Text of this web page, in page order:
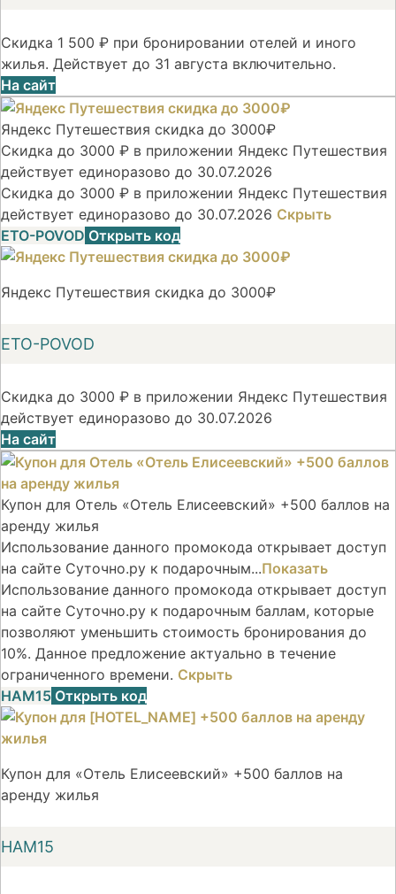
Скидка 1 500 ₽ при бронировании отелей и иного
жилья. Действует до 31 августа включительно.
На сайт
Яндекс Путешествия скидка до 3000₽
Скидка до 3000 ₽ в приложении Яндекс Путешествия
действует единоразово до 30.07.2026
Скидка до 3000 ₽ в приложении Яндекс Путешествия
действует единоразово до 30.07.2026 Скрыть
ETO-POVOD Открыть код
Яндекс Путешествия скидка до 3000₽
ETO-POVOD
Скидка до 3000 ₽ в приложении Яндекс Путешествия
действует единоразово до 30.07.2026
На сайт
Купон для Отель «Отель Елисеевский» +500 баллов на
аренду жилья
Использование данного промокода открывает доступ
на сайте Суточно.ру к подарочным...Показать
Использование данного промокода открывает доступ
на сайте Суточно.ру к подарочным баллам, которые
позволяют уменьшить стоимость бронирования до
10%. Данное предложение актуально в течение
ограниченного времени. Скрыть
НАМ15 Открыть код
Купон для «Отель Елисеевский» +500 баллов на
аренду жилья
НАМ15